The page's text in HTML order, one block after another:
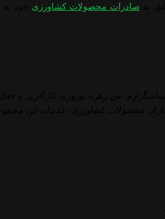
صادرات محصولات کشاورزی